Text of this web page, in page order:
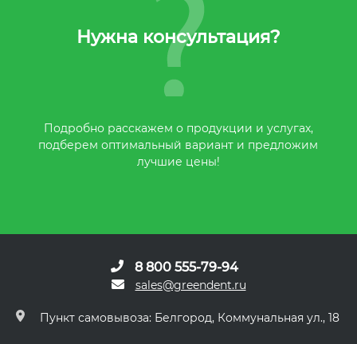
Нужна консультация?
Подробно расскажем о продукции и услугах,
подберем оптимальный вариант и предложим
лучшие цены!
8 800 555-79-94
sales@greendent.ru
Пункт самовывоза: Белгород, Коммунальная ул., 18